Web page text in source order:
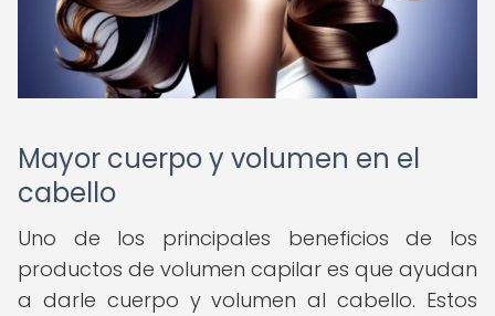
Mayor cuerpo y volumen en el
cabello
Uno de los principales beneficios de los
productos de volumen capilar es que ayudan
a darle cuerpo y volumen al cabello. Estos